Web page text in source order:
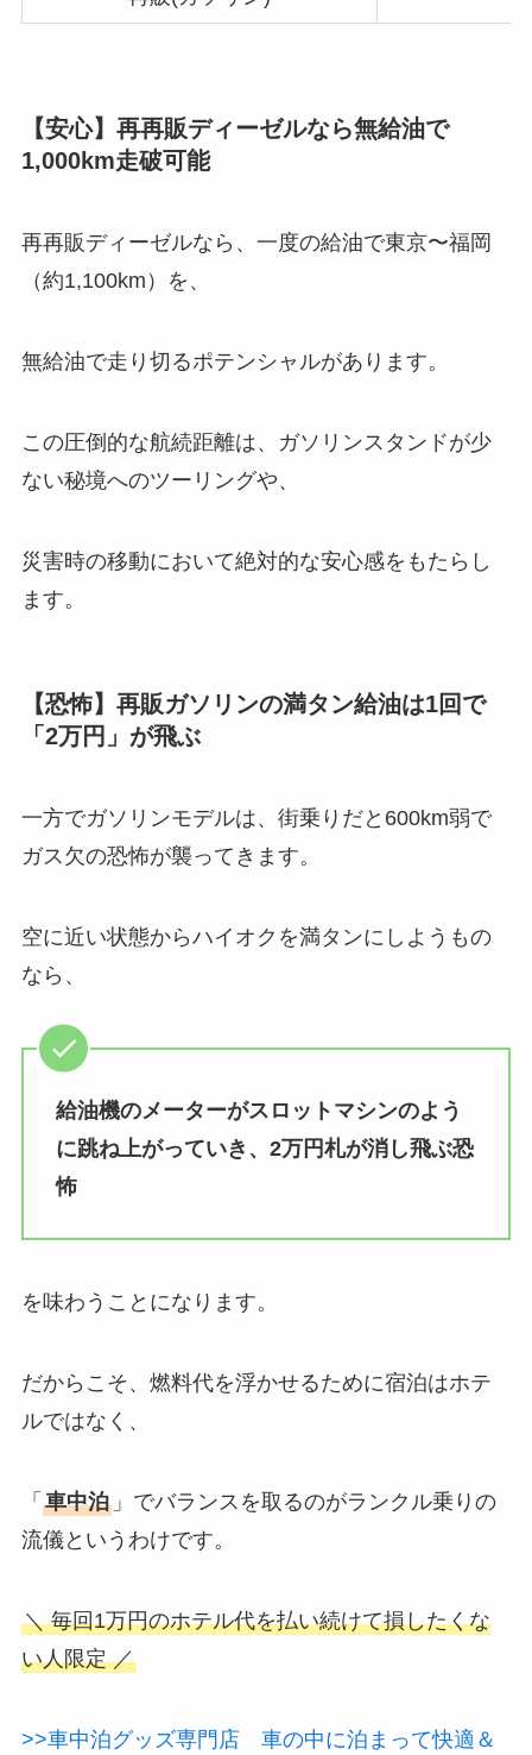
【安心】再再販ディーゼルなら無給油で
1,000km走破可能
再再販ディーゼルなら、一度の給油で東京〜福岡
（約1,100km）を、
無給油で走り切るポテンシャルがあります。
この圧倒的な航続距離は、ガソリンスタンドが少
ない秘境へのツーリングや、
災害時の移動において絶対的な安心感をもたらし
ます。
【恐怖】再販ガソリンの満タン給油は1回で
「2万円」が飛ぶ
一方でガソリンモデルは、街乗りだと600km弱で
ガス欠の恐怖が襲ってきます。
空に近い状態からハイオクを満タンにしようもの
なら、
給油機のメーターがスロットマシンのよう
に跳ね上がっていき、2万円札が消し飛ぶ恐
怖
を味わうことになります。
だからこそ、燃料代を浮かせるために宿泊はホテ
ルではなく、
「 車中泊」でバランスを取るのがランクル乗りの
流儀というわけです。
＼ 毎回1万円のホテル代を払い続けて損したくな
い人限定 ／
>>車中泊グッズ専門店 車の中に泊まって快適＆